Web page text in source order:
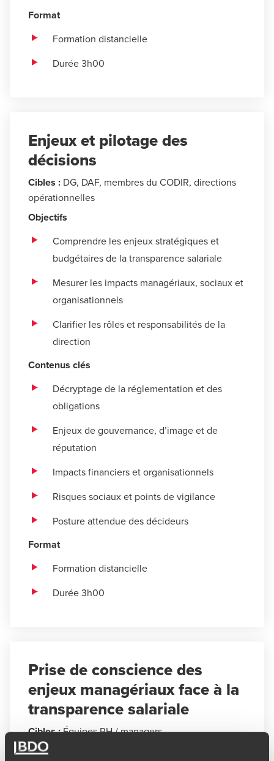
Format
Formation distancielle
Durée 3h00
Enjeux et pilotage des
décisions
Cibles : DG, DAF, membres du CODIR, directions
opérationnelles
Objectifs
Comprendre les enjeux stratégiques et
budgétaires de la transparence salariale
Mesurer les impacts managériaux, sociaux et
organisationnels
Clarifier les rôles et responsabilités de la
direction
Contenus clés
Décryptage de la réglementation et des
obligations
Enjeux de gouvernance, d’image et de
réputation
Impacts financiers et organisationnels
Risques sociaux et points de vigilance
Posture attendue des décideurs
Format
Formation distancielle
Durée 3h00
Prise de conscience des
enjeux managériaux face à la
transparence salariale
Cibles :Équipes RH / managers
Objectifs